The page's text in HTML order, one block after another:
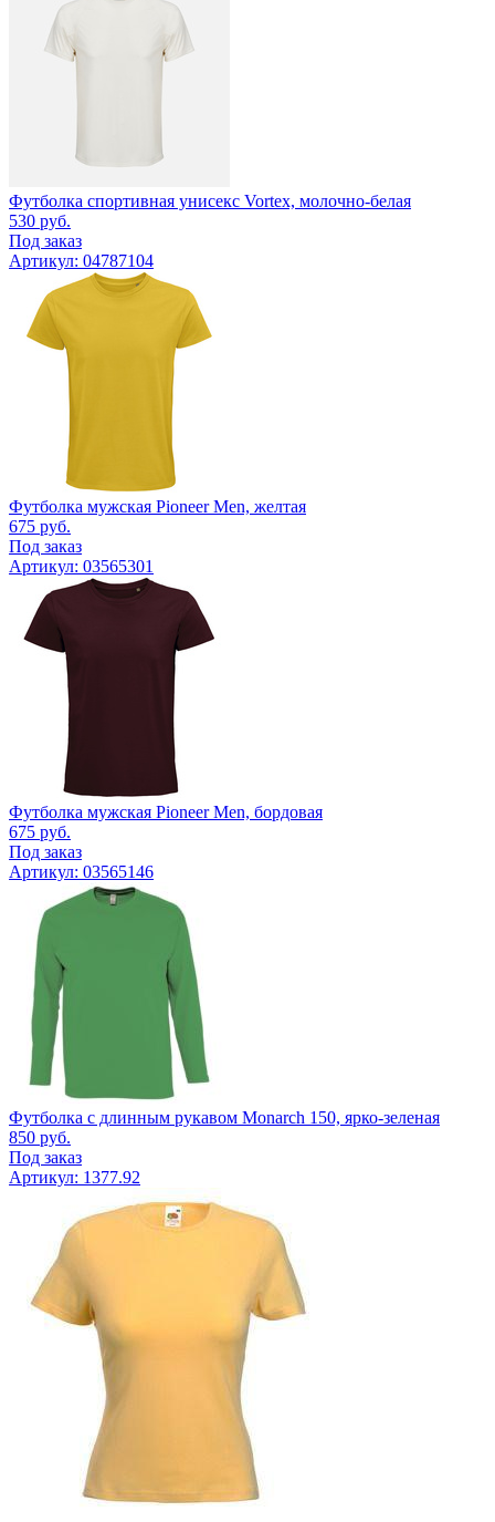
Футболка спортивная унисекс Vortex, молочно-белая
530 руб.
Под заказ
Артикул: 04787104
Футболка мужская Pioneer Men, желтая
675 руб.
Под заказ
Артикул: 03565301
Футболка мужская Pioneer Men, бордовая
675 руб.
Под заказ
Артикул: 03565146
Футболка с длинным рукавом Monarch 150, ярко-зеленая
850 руб.
Под заказ
Артикул: 1377.92